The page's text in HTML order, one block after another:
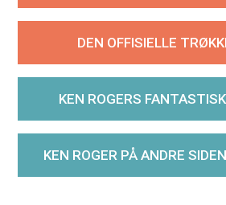
DEN OFFISIELLE
KEN ROGERS
KEN ROGER PÅ ANDRE